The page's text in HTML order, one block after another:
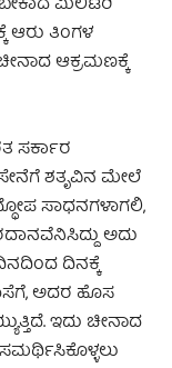
ಆರು ತಿಂಗಳ
ಆಕ್ರಮಣಕ್ಕೆ
ಸರ್ಕಾರ
ಶತೃವಿನ ಮೇಲೆ
ಸಾಧನಗಳಾಗಲಿ,
ಅದು
ದಿನಕ್ಕೆ
ಅದರ ಹೊಸ
ಇದು ಚೀನಾದ